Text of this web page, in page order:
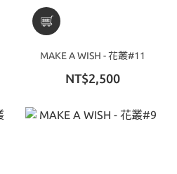
MAKE A WISH - 花叢#11
NT$2,500